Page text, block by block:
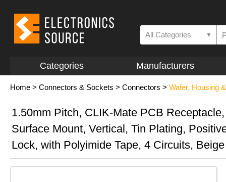
All Categories ▼
Categories Manufacturers
Home > Connectors & Sockets > Connectors > Wafer, Housing
1.50mm Pitch, CLIK-Mate PCB
Surface Mount, Vertical, Tin Plating,
Lock, with Polyimide Tape, 4 Circuits, Beige